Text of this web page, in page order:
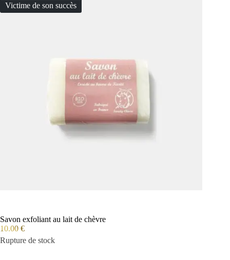
Victime de son succès
Savon exfoliant au lait de chèvre
10.00 €
Rupture de stock